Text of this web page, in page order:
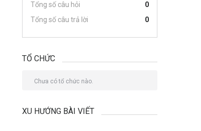
Tổng số câu hỏi
0
Tổng số câu trả lời
0
TỔ CHỨC
Chưa có tổ chức nào.
XU HƯỚNG BÀI VIẾT